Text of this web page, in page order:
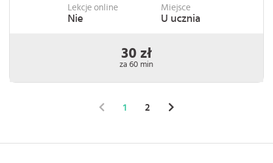
Lekcje online
Nie
Miejsce
U ucznia
30 zł
za 60 min
1 2